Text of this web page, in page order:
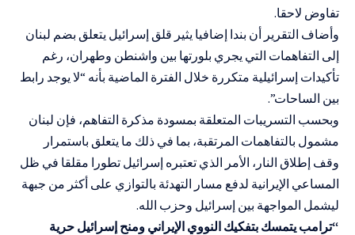
تفاوض لاحقا.
وأضاف التقرير أن بندا إضافيا يثير قلق إسرائيل يتعلق بضم لبنان
إلى التفاهمات التي يجري بلورتها بين واشنطن وطهران، رغم
تأكيدات إسرائيلية متكررة خلال الفترة الماضية بأنه “لا يوجد رابط
بين الساحات”.
وبحسب التسريبات المتعلقة بمسودة مذكرة التفاهم، فإن لبنان
مشمول بالتفاهمات المرتقبة، بما في ذلك ما يتعلق باستمرار
وقف إطلاق النار، الأمر الذي تعتبره إسرائيل تطورا مقلقا في ظل
المساعي الإيرانية لدفع مسار التهدئة بالتوازي على أكثر من جبهة
ليشمل المواجهة بين إسرائيل وحزب الله.
“ترامب يتمسك بتفكيك النووي الإيراني ومنح إسرائيل حرية